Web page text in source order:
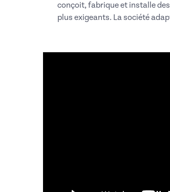
conçoit, fabrique et installe
plus exigeants. La société